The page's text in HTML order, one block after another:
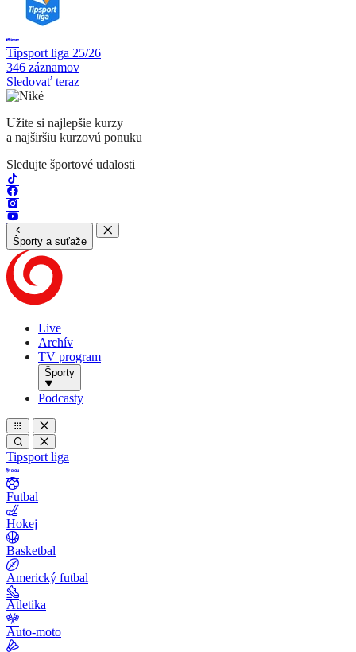
Tipsport liga 25/26
346 záznamov
Sledovať teraz
Užite si najlepšie kurzy
a najširšiu kurzovú ponuku
Sledujte športové udalosti
Športy a suťaže
Live
Archív
TV program
Športy
Podcasty
Tipsport liga
Futbal
Hokej
Basketbal
Americký futbal
Atletika
Auto-moto